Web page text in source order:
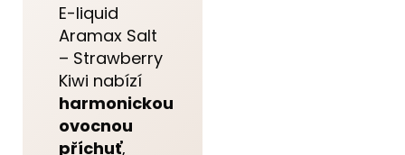
E-liquid
Aramax Salt
– Strawberry
Kiwi nabízí
harmonickou
ovocnou
příchuť,